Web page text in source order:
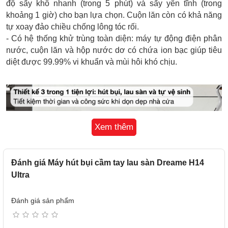
độ sấy khô nhanh (trong 5 phút) và sấy yên tĩnh (trong
khoảng 1 giờ) cho bạn lựa chọn. Cuộn lăn còn có khả năng
tự xoay đảo chiều chống lông tóc rối.
- Có hệ thống khử trùng toàn diện: máy tự động điện phân
nước, cuộn lăn và hộp nước dơ có chứa ion bạc giúp tiêu
diệt được 99.99% vi khuẩn và mùi hôi khó chịu.
Công nghệ hút bụi
Xem thêm
Đánh giá Máy hút bụi cầm tay lau sàn Dreame H14
Ultra
Đánh giá sản phẩm